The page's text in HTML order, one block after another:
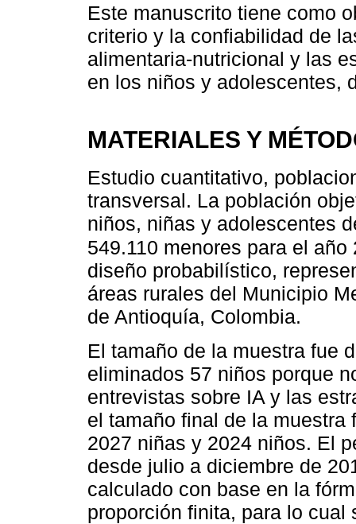
Este manuscrito tiene como
criterio y la confiabilidad de
alimentaria-nutricional y las
en los niños y adolescentes,
MATERIALES Y
Estudio cuantitativo,
transversal. La población
niños, niñas y adolescentes
549.110 menores para el
diseño probabilístico,
áreas rurales del Municipio
de Antioquía, Colombia.
El tamaño de la muestra fue
eliminados 57 niños porque
entrevistas sobre IA y las
el tamaño final de la
2027 niñas y 2024 niños. El
desde julio a diciembre de
calculado con base en la
proporción finita, para lo